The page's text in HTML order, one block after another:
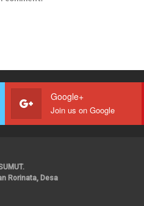
Google+
Join us on Google
Rorinata, Desa